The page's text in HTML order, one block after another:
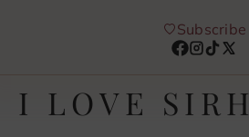
Subscribe
I LOVE SIRH